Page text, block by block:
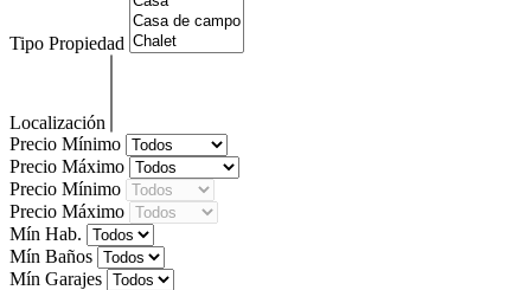
Tipo Propiedad
Localización
Precio Mínimo
Precio Máximo
Precio Mínimo
Precio Máximo
Mín Hab.
Mín Baños
Mín Garajes